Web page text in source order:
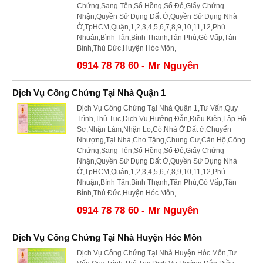
Chứng,Sang Tên,Sổ Hồng,Sổ Đỏ,Giấy Chứng
Nhận,Quyền Sử Dụng Đất Ở,Quyền Sử Dụng Nhà
Ở,TpHCM,Quận,1,2,3,4,5,6,7,8,9,10,11,12,Phú
Nhuận,Bình Tân,Bình Thạnh,Tân Phú,Gò Vấp,Tân
Bình,Thủ Đức,Huyện Hóc Môn,
0914 78 78 60 - Mr Nguyên
Dịch Vụ Công Chứng Tại Nhà Quận 1
Dịch Vụ Công Chứng Tại Nhà Quận 1,Tư Vấn,Quy
Trình,Thủ Tục,Dịch Vụ,Hướng Đẫn,Điều Kiện,Lập Hồ
Sơ,Nhận Làm,Nhận Lo,Có,Nhà Ở,Đất ở,Chuyển
Nhượng,Tại Nhà,Cho Tặng,Chung Cư,Căn Hộ,Công
Chứng,Sang Tên,Sổ Hồng,Sổ Đỏ,Giấy Chứng
Nhận,Quyền Sử Dụng Đất Ở,Quyền Sử Dụng Nhà
Ở,TpHCM,Quận,1,2,3,4,5,6,7,8,9,10,11,12,Phú
Nhuận,Bình Tân,Bình Thạnh,Tân Phú,Gò Vấp,Tân
Bình,Thủ Đức,Huyện Hóc Môn,
0914 78 78 60 - Mr Nguyên
Dịch Vụ Công Chứng Tại Nhà Huyện Hóc Môn
Dịch Vụ Công Chứng Tại Nhà Huyện Hóc Môn,Tư